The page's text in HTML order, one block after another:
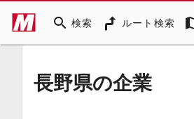
search 検索 ルート検索
長野県の企業